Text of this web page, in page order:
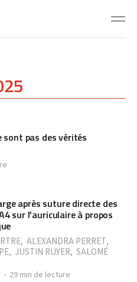
pas des vérités
après suture directe des
sur l'auriculaire à propos
, ALEXANDRA PERRET,
, JUSTIN RUYER, SALOMÉ
29 min de lecture